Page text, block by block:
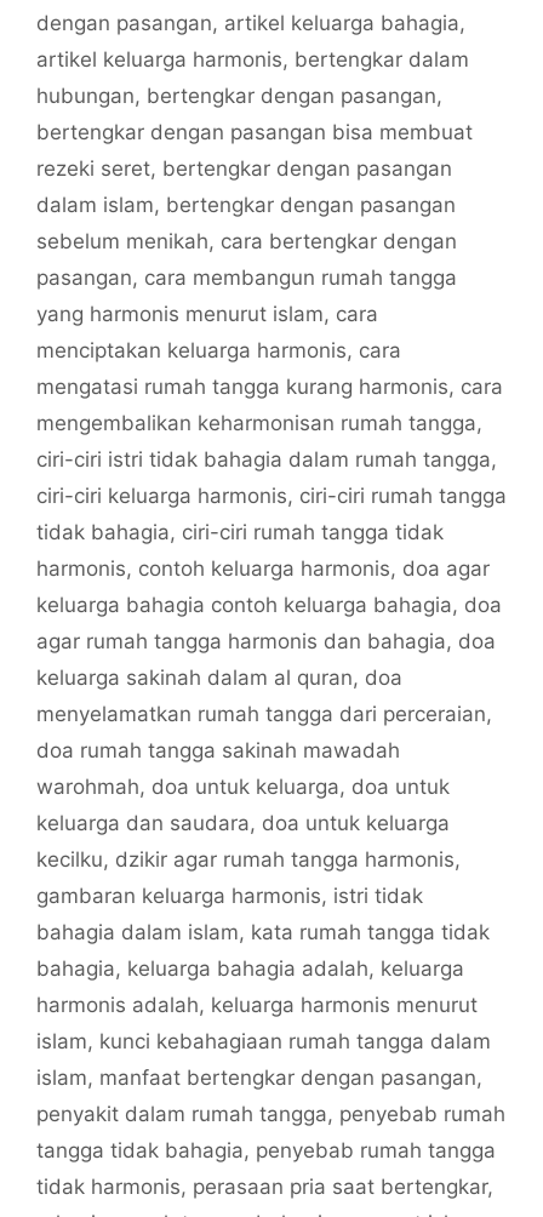
dengan pasangan, artikel keluarga bahagia,
artikel keluarga harmonis, bertengkar dalam
hubungan, bertengkar dengan pasangan,
bertengkar dengan pasangan bisa membuat
rezeki seret, bertengkar dengan pasangan
dalam islam, bertengkar dengan pasangan
sebelum menikah, cara bertengkar dengan
pasangan, cara membangun rumah tangga
yang harmonis menurut islam, cara
menciptakan keluarga harmonis, cara
mengatasi rumah tangga kurang harmonis, cara
mengembalikan keharmonisan rumah tangga,
ciri-ciri istri tidak bahagia dalam rumah tangga,
ciri-ciri keluarga harmonis, ciri-ciri rumah tangga
tidak bahagia, ciri-ciri rumah tangga tidak
harmonis, contoh keluarga harmonis, doa agar
keluarga bahagia contoh keluarga bahagia, doa
agar rumah tangga harmonis dan bahagia, doa
keluarga sakinah dalam al quran, doa
menyelamatkan rumah tangga dari perceraian,
doa rumah tangga sakinah mawadah
warohmah, doa untuk keluarga, doa untuk
keluarga dan saudara, doa untuk keluarga
kecilku, dzikir agar rumah tangga harmonis,
gambaran keluarga harmonis, istri tidak
bahagia dalam islam, kata rumah tangga tidak
bahagia, keluarga bahagia adalah, keluarga
harmonis adalah, keluarga harmonis menurut
islam, kunci kebahagiaan rumah tangga dalam
islam, manfaat bertengkar dengan pasangan,
penyakit dalam rumah tangga, penyebab rumah
tangga tidak bahagia, penyebab rumah tangga
tidak harmonis, perasaan pria saat bertengkar,